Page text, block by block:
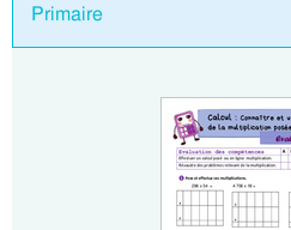
Primaire